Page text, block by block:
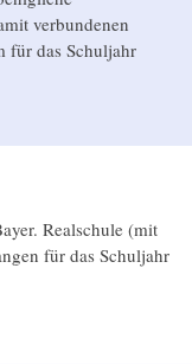
verbundenen
für das Schuljahr
Realschule (mit
für das Schuljahr